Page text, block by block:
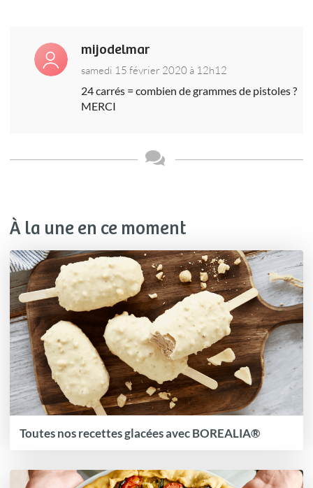
mijodelmar
samedi 15 février 2020 à 12h12
24 carrés = combien de grammes de pistoles ?
MERCI
À la une en ce moment
Toutes nos recettes glacées avec BOREALIA®